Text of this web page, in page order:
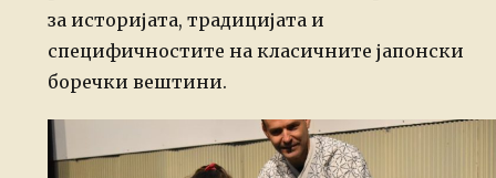
за историјата, традицијата и
специфичностите на класичните јапонски
боречки вештини.